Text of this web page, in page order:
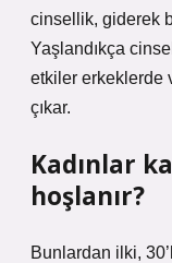
cinsellik, giderek
Yaşlandıkça
etkiler erkeklerde
çıkar.
Kadınlar
hoşlanır?
Bunlardan ilki,